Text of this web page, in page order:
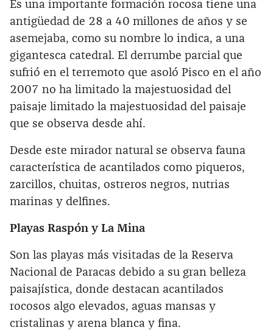
Es una importante formación rocosa tiene una
antigüedad de 28 a 40 millones de años y se
asemejaba, como su nombre lo indica, a una
gigantesca catedral. El derrumbe parcial que
sufrió en el terremoto que asoló Pisco en el año
2007 no ha limitado la majestuosidad del
paisaje limitado la majestuosidad del paisaje
que se observa desde ahí.
Desde este mirador natural se observa fauna
característica de acantilados como piqueros,
zarcillos, chuitas, ostreros negros, nutrias
marinas y delfines.
Playas Raspón y La Mina
Son las playas más visitadas de la Reserva
Nacional de Paracas debido a su gran belleza
paisajística, donde destacan acantilados
rocosos algo elevados, aguas mansas y
cristalinas y arena blanca y fina.